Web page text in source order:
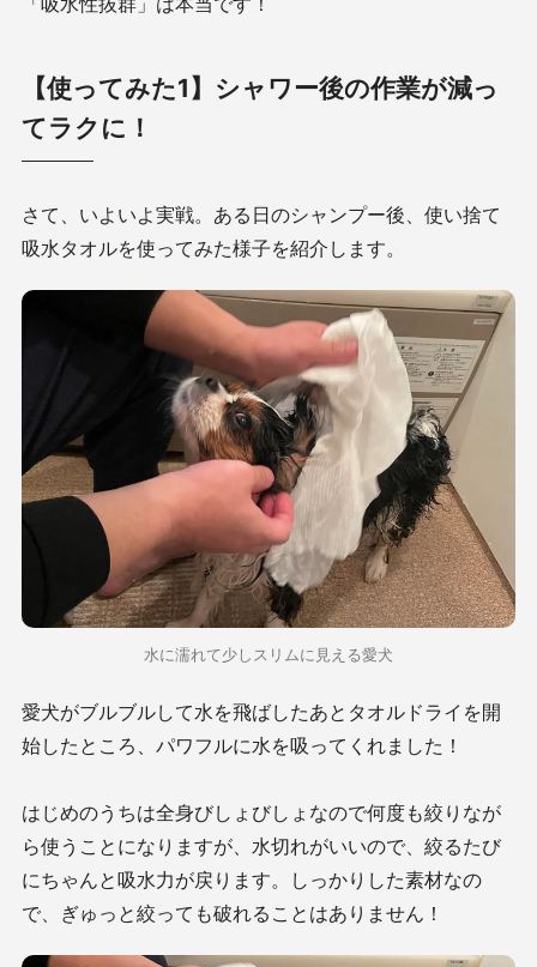
【使ってみた1】シャワー後の作業が減っ
てラクに！
さて、いよいよ実戦。ある日のシャンプー後、使い捨て
吸水タオルを使ってみた様子を紹介します。
水に濡れて少しスリムに見える愛犬
愛犬がブルブルして水を飛ばしたあとタオルドライを開
始したところ、パワフルに水を吸ってくれました！
はじめのうちは全身びしょびしょなので何度も絞りなが
ら使うことになりますが、水切れがいいので、絞るたび
にちゃんと吸水力が戻ります。しっかりした素材なの
で、ぎゅっと絞っても破れることはありません！